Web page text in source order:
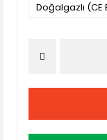
Doğalgazlı (CE